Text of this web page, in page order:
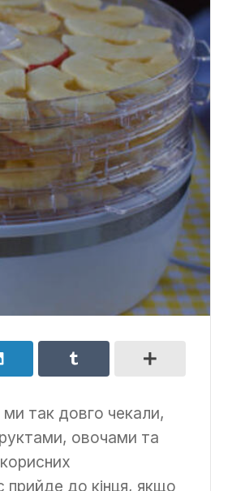
так довго чекали,
овочами та
прийде до кінця, якщо